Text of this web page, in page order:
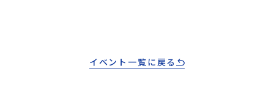
絡日：お支払いいただく旅行代金】・21日目にあたる日以前：無
目途に、お申し込み時に記入いただいたメールアドレス宛に「当選
イベント一覧に戻る